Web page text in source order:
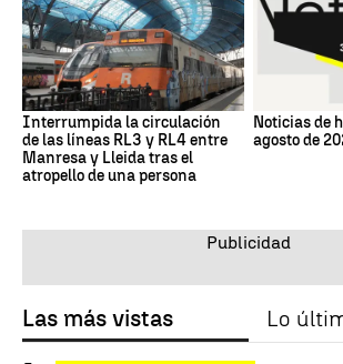
Interrumpida la circulación
de las líneas RL3 y RL4 entre
Manresa y Lleida tras el
atropello de una persona
Noticias de
agosto de
Las más vistas Lo